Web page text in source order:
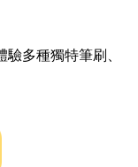
多種獨特筆刷、